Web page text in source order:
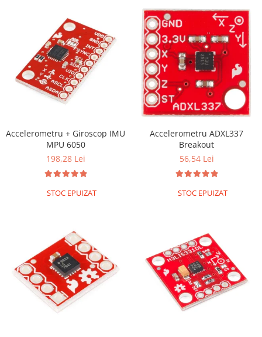
Accelerometru + Giroscop IMU
MPU 6050
198,28 Lei
STOC EPUIZAT
Accelerometru ADXL337
Breakout
56,54 Lei
STOC EPUIZAT